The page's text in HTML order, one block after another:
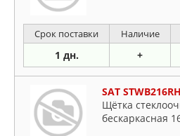
Срок поставки Наличие
1 дн. +
SAT
Щётка
бескаркасная